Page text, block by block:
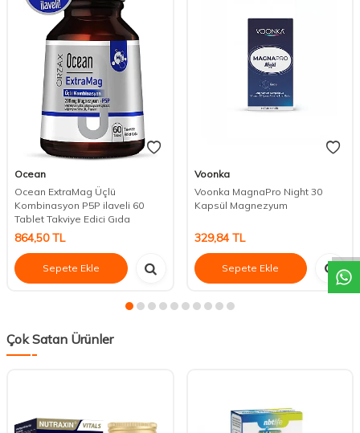
Ocean
Ocean ExtraMag Üçlü
Kombinasyon P5P ilaveli 60
Tablet Takviye Edici Gıda
864,50TL
Sepete Ekle
Voonka
Voonka MagnaPro Night 30
Kapsül Magnezyum
329,84TL
Sepete Ekle
Çok Satan Ürünler